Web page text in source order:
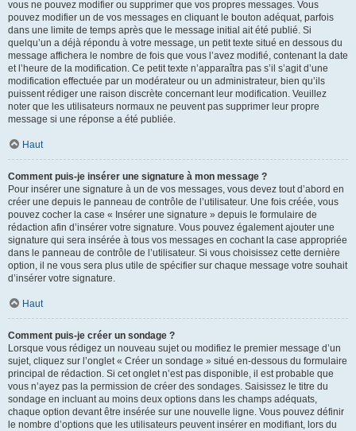
vous ne pouvez modifier ou supprimer que vos propres messages. Vous
pouvez modifier un de vos messages en cliquant le bouton adéquat, parfois
dans une limite de temps après que le message initial ait été publié. Si
quelqu’un a déjà répondu à votre message, un petit texte situé en dessous du
message affichera le nombre de fois que vous l’avez modifié, contenant la date
et l’heure de la modification. Ce petit texte n’apparaîtra pas s’il s’agit d’une
modification effectuée par un modérateur ou un administrateur, bien qu’ils
puissent rédiger une raison discrète concernant leur modification. Veuillez
noter que les utilisateurs normaux ne peuvent pas supprimer leur propre
message si une réponse a été publiée.
Haut
Comment puis-je insérer une signature à mon message ?
Pour insérer une signature à un de vos messages, vous devez tout d’abord en
créer une depuis le panneau de contrôle de l’utilisateur. Une fois créée, vous
pouvez cocher la case « Insérer une signature » depuis le formulaire de
rédaction afin d’insérer votre signature. Vous pouvez également ajouter une
signature qui sera insérée à tous vos messages en cochant la case appropriée
dans le panneau de contrôle de l’utilisateur. Si vous choisissez cette dernière
option, il ne vous sera plus utile de spécifier sur chaque message votre souhait
d’insérer votre signature.
Haut
Comment puis-je créer un sondage ?
Lorsque vous rédigez un nouveau sujet ou modifiez le premier message d’un
sujet, cliquez sur l’onglet « Créer un sondage » situé en-dessous du formulaire
principal de rédaction. Si cet onglet n’est pas disponible, il est probable que
vous n’ayez pas la permission de créer des sondages. Saisissez le titre du
sondage en incluant au moins deux options dans les champs adéquats,
chaque option devant être insérée sur une nouvelle ligne. Vous pouvez définir
le nombre d’options que les utilisateurs peuvent insérer en modifiant, lors du